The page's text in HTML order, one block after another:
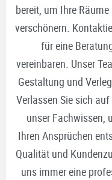
bereit, um Ihre
verschönern.
für eine
vereinbaren. Unser
Gestaltung und
Verlassen Sie sich
unser Fachwissen,
Ihren Ansprüchen
Qualität und
uns immer eine